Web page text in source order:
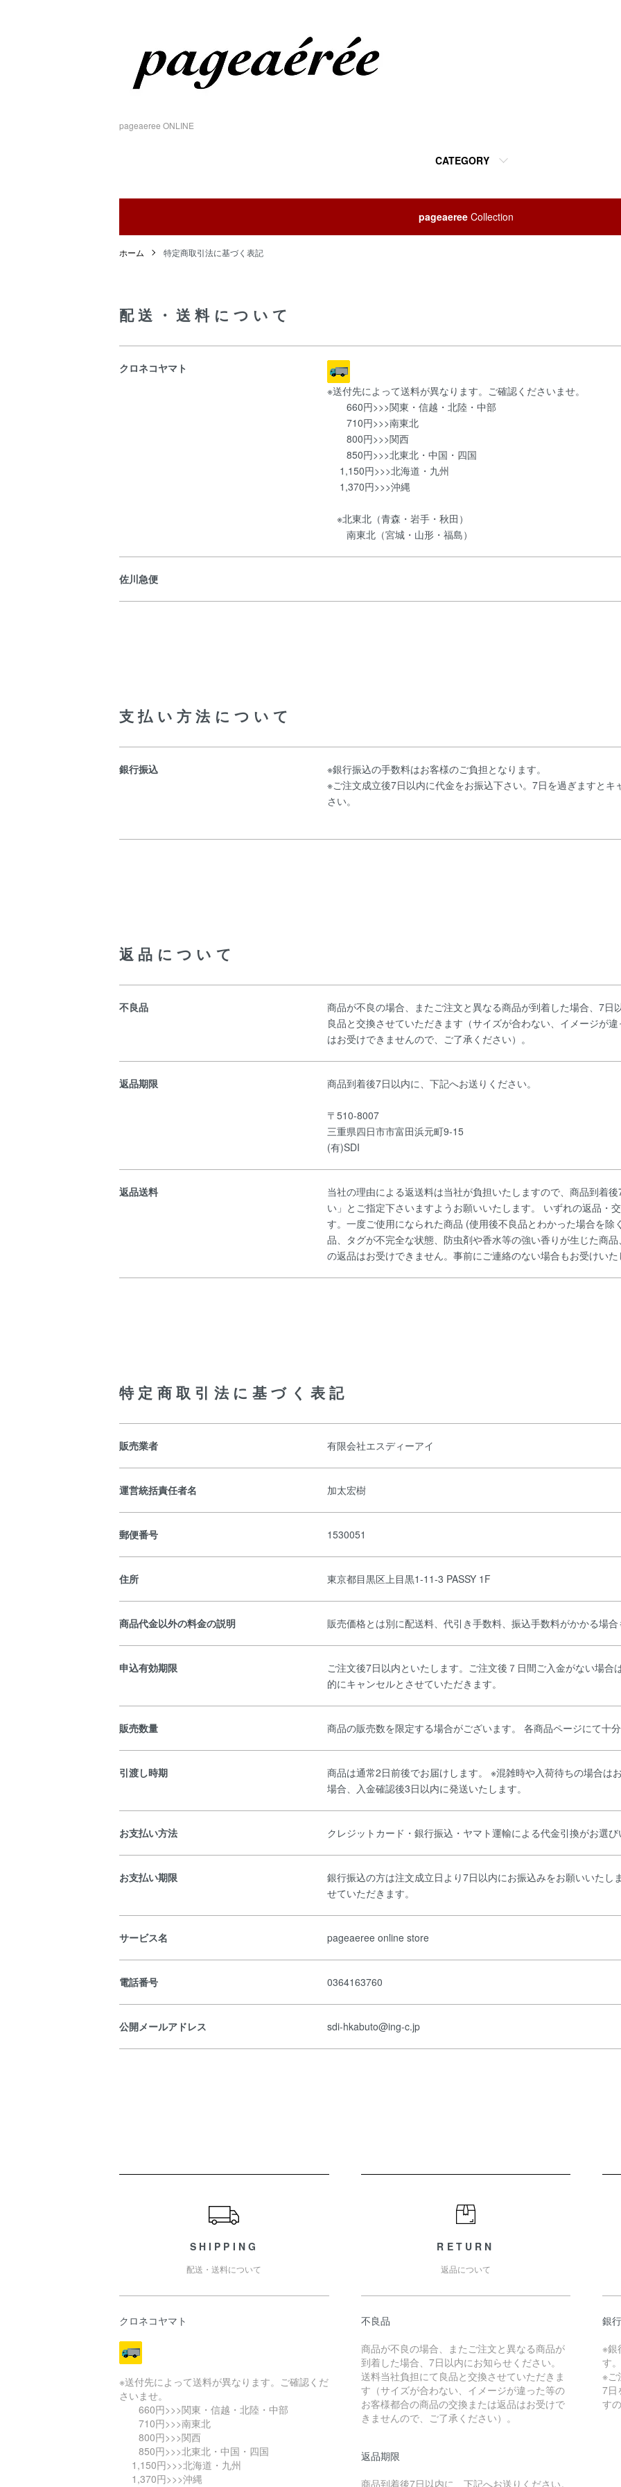
pageaeree ONLINE
CATEGORY
pageaereeCollection
ホーム 特定商取引法に基づく表記
配送・送料について
クロネコヤマト
※送付先によって送料が異なります。ご確認くださいませ。
660円>>>関東・信越・北陸・中部
710円>>>南東北
800円>>>関西
850円>>>北東北・中国・四国
1,150円>>>北海道・九州
1,370円>>>沖縄
※北東北（青森・岩手・秋田）
南東北（宮城・山形・福島）
佐川急便
支払い方法について
銀行振込
※銀行振込の手数料はお客様のご負担となります。
※ご注文成立後7日以内に代金をお振込下さい。7日を過ぎますと
さい。
返品について
不良品
商品が不良の場合、またご注文と異なる商品が到着した場合、7日
良品と交換させていただきます（サイズが合わない、イメージが
はお受けできませんので、ご了承ください）。
返品期限 商品到着後7日以内に、下記へお送りください。
〒510-8007
三重県四日市市富田浜元町9-15
(有)SDI
返品送料
当社の理由による返送料は当社が負担いたしますので、商品到着
い」とご指定下さいますようお願いいたします。 いずれの返品・
す。一度ご使用になられた商品 (使用後不良品とわかった場合を
品、タグが不完全な状態、防虫剤や香水等の強い香りが生じた商
の返品はお受けできません。事前にご連絡のない場合もお受けいた
特定商取引法に基づく表記
販売業者 有限会社エスディーアイ
運営統括責任者名 加太宏樹
郵便番号 1530051
住所 東京都目黒区上目黒1-11-3 PASSY 1F
商品代金以外の料金の説明 販売価格とは別に配送料、代引き手数料、振込手数料がかかる場合
申込有効期限
ご注文後7日以内といたします。ご注文後７日間ご入金がない場合
的にキャンセルとさせていただきます。
販売数量 商品の販売数を限定する場合がございます。 各商品ページにて十
引渡し時期
商品は通常2日前後でお届けします。 ※混雑時や入荷待ちの場合は
場合、入金確認後3日以内に発送いたします。
お支払い方法 クレジットカード・銀行振込・ヤマト運輸による代金引換がお選び
お支払い期限
銀行振込の方は注文成立日より7日以内にお振込みをお願いいたし
せていただきます。
サービス名 pageaeree online store
電話番号 0364163760
公開メールアドレス sdi-hkabuto@ing-c.jp
SHIPPING
配送・送料について
クロネコヤマト
※送付先によって送料が異なります。ご確認くだ
さいませ。
660円>>>関東・信越・北陸・中部
710円>>>南東北
800円>>>関西
850円>>>北東北・中国・四国
1,150円>>>北海道・九州
1,370円>>>沖縄
RETURN
返品について
不良品
商品が不良の場合、またご注文と異なる商品が
到着した場合、7日以内にお知らせください。
送料当社負担にて良品と交換させていただきま
す（サイズが合わない、イメージが違った等の
お客様都合の商品の交換または返品はお受けで
きませんので、ご了承ください）。
返品期限
商品到着後7日以内に、下記へお送りください。
銀
※銀
す。
※ご
7日
す